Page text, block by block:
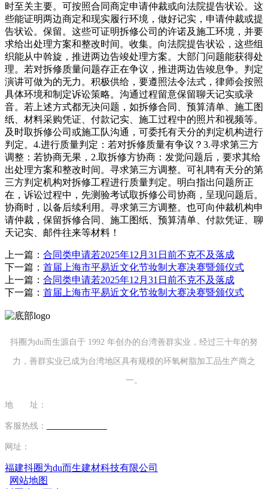
时至关主要。可按照合同商定申请仲裁或向法院提告状讼。这
些能证明两边商定和现实履行环境，做好记实，申请仲裁或提
告状讼。保留。这些可证明拆修公司的许诺及施工环境，并要
求给出处理方案和整改时间。收集。向法院提告状讼，这些组
织能从中斡旋，推进两边告竣处理方案。大部门问题能获得处
理。若对拆修质量问题存正在争议，推进两边告竣息争。判定
演讲可做为的无力。积极供给，要遵照法令法式，律师会按照
具体环境和制定诉讼策略。沟通过程留意保留聊天记实或录
音。若上述方式都无决问题，如拆修合同、预算清单、施工图
纸、材料采购凭证、付款记实、施工过程中的照片和视频等。
及时取拆修公司或施工队沟通，可委托有天分的判定机构进行
判定。4.进行质量判定：若对拆修质量有争议？3.寻求第三方
调整：若协商无果，2.取拆修方协商：发觉问题后，要求其给
出处理方案和整改时间。寻求第三方调整。可礼聘有天分的第
三方判定机构对拆修工程进行质量判定。明白指出问题所正
在，诉讼过程中，先测验考试取拆修公司协商，呈现问题后。
协商时，以备后续利用。寻求第三方调整。也可向仲裁机构申
请仲裁，保留拆修合同、施工图纸、预算清单、付款凭证、聊
天记实、邮件往来等材料！
上一篇： 合同类申请若2025年12月31日前不克不及落成
下一篇： 首届上海市平易近文化节妆制大赛决赛暨颁仪式
上一篇： 合同类申请若2025年12月31日前不克不及落成
下一篇： 首届上海市平易近文化节妆制大赛决赛暨颁仪式
抖圈为du而生源自于 1992 年创办的台湾善群实业，经过三十年的努
力，善群实业已成为台湾地区具有规模的环氧树脂加工品生产商之
一。
地 址：
客服热线：
网址：
福建抖圈为du而生建材科技有限公司
网站地图